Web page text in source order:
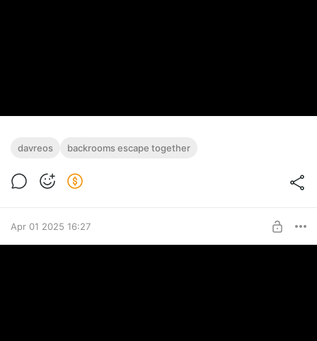
davreos backrooms escape together
Apr 01 2025 16:27